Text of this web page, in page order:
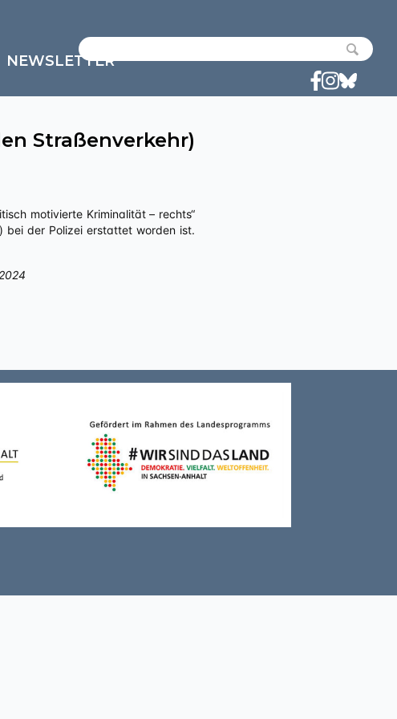
NEWSLETTER
Straßenverkehr)
bei der Polizei erstattet worden ist.